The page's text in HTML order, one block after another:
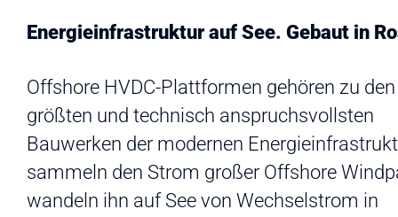
Energieinfrastruktur auf See. Gebaut in
Offshore HVDC-Plattformen gehören zu den
größten und technisch anspruchsvollsten
Bauwerken der modernen
sammeln den Strom großer Offshore
wandeln ihn auf See von Wechselstrom in